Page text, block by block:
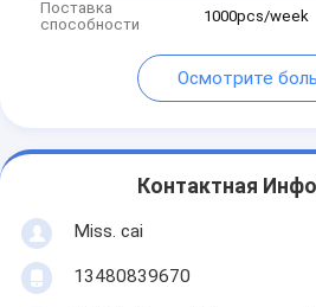
Поставка
способности
1000pcs/week
Осмотрите
Контактная
Miss. cai
13480839670